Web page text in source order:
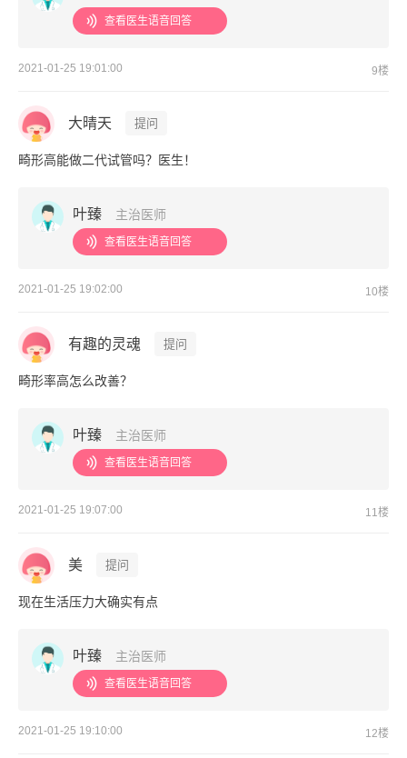
查看医生语音回答
2021-01-25 19:01:00 9楼
大晴天 提问
畸形高能做二代试管吗？医生！
叶臻 主治医师
查看医生语音回答
2021-01-25 19:02:00 10楼
有趣的灵魂 提问
畸形率高怎么改善？
叶臻 主治医师
查看医生语音回答
2021-01-25 19:07:00 11楼
美 提问
现在生活压力大确实有点
叶臻 主治医师
查看医生语音回答
2021-01-25 19:10:00 12楼